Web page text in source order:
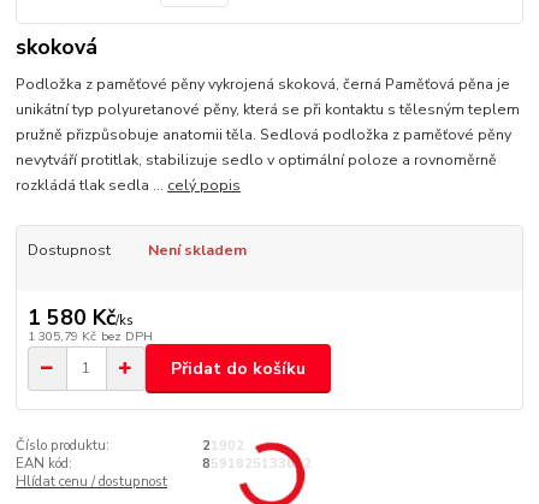
skoková
Podložka z paměťové pěny vykrojená skoková, černá Paměťová pěna je
unikátní typ polyuretanové pěny, která se při kontaktu s tělesným teplem
pružně přizpůsobuje anatomii těla. Sedlová podložka z paměťové pěny
nevytváří protitlak, stabilizuje sedlo v optimální poloze a rovnoměrně
rozkládá tlak sedla ... celý popis
Dostupnost Není skladem
1 580 Kč/ks
1 305,79 Kč bez DPH
Přidat do košíku
Číslo produktu:
21902
EAN kód:
8591825133612
Hlídat cenu / dostupnost